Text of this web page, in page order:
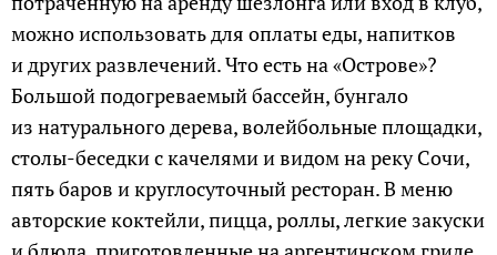
можно использовать для оплаты еды, напитков
и других развлечений. Что есть на «Острове»?
Большой подогреваемый бассейн, бунгало
из натурального дерева, волейбольные площадки,
столы-беседки с качелями и видом на реку Сочи,
пять баров и круглосуточный ресторан. В меню
авторские коктейли, пицца, роллы, легкие закуски